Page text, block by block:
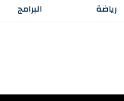
رياضة البرامج